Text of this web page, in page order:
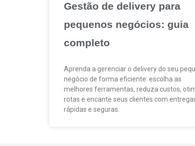
Gestão de delivery para
pequenos negócios: guia
completo
Aprenda a gerenciar o delivery do seu
negócio de forma eficiente: escolha as
melhores ferramentas, reduza custos,
rotas e encante seus clientes com
rápidas e seguras.